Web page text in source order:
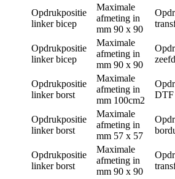
Opdrukpositie
linker bicep
Maximale
afmeting in
mm 90 x 90
Opdrukpositie
linker bicep
Maximale
afmeting in
mm 90 x 90
Opdrukpositie
linker borst
Maximale
afmeting in
mm 100cm2
DTF
Opdrukpositie
linker borst
Maximale
afmeting in
mm 57 x 57
Opdrukpositie
linker borst
Maximale
afmeting in
mm 90 x 90